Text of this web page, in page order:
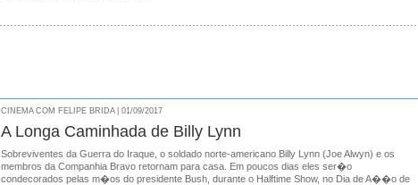
CINEMA COM FELIPE BRIDA | 01/09/2017
A Longa Caminhada de Billy Lynn
Sobreviventes da Guerra do Iraque, o soldado norte-americano Billy Lynn (Joe Alwyn) e os
membros da Companhia Bravo retornam para casa. Em poucos dias eles ser�o
condecorados pelas m�os do presidente Bush, durante o Halftime Show, no Dia de A��o de